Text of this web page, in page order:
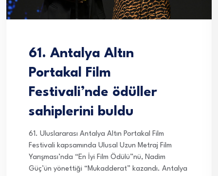
61. Antalya Altın
Portakal Film
Festivali’nde ödüller
sahiplerini buldu
61. Uluslararası Antalya Altın Portakal Film
Festivali kapsamında Ulusal Uzun Metraj Film
Yarışması’nda “En İyi Film Ödülü”nü, Nadim
Güç’ün yönettiği “Mukadderat” kazandı. Antalya